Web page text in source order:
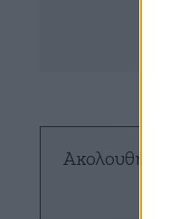
Ακολουθήστε το